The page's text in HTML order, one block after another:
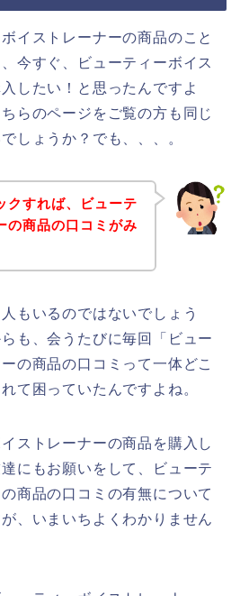
イストレーナーの商品のこと
今すぐ、ビューティーボイス
したい！と思ったんですよ
らのページをご覧の方も同じ
しょうか？でも、、、。
クすれば、ビューテ
の商品の口コミがみ
もいるのではないでしょう
も、会うたびに毎回「ビュー
の商品の口コミって一体どこ
て困っていたんですよね。
ストレーナーの商品を購入し
にもお願いをして、ビューテ
商品の口コミの有無について
、いまいちよくわかりません